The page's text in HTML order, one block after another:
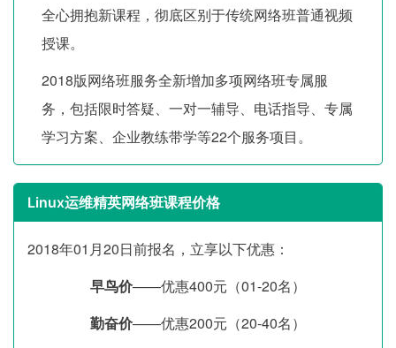
全心拥抱新课程，彻底区别于传统网络班普通视频
授课。
2018版网络班服务全新增加多项网络班专属服
务，包括限时答疑、一对一辅导、电话指导、专属
学习方案、企业教练带学等22个服务项目。
Linux运维精英网络班课程价格
2018年01月20日前报名，立享以下优惠：
早鸟价——优惠400元（01-20名）
勤奋价——优惠200元（20-40名）